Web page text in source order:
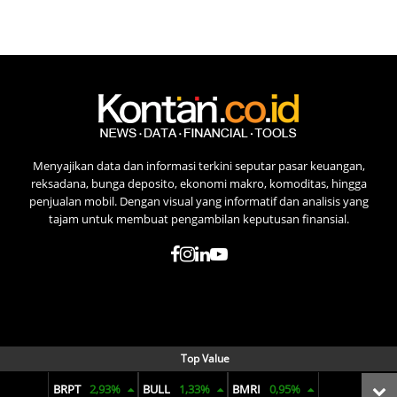
Top Value
BRPT 2,93% BULL 1,33% BMRI 0,95%
Menyajikan data dan informasi terkini seputar pasar keuangan,
reksadana, bunga deposito, ekonomi makro, komoditas, hingga
penjualan mobil. Dengan visual yang informatif dan analisis yang
tajam untuk membuat pengambilan keputusan finansial.